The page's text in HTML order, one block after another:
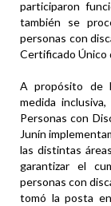
participaron
también se
personas con
Certificado Único
A propósito de
medida
Personas con
Junín
las distintas
garantizar el
personas con
tomó la posta